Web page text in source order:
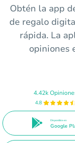
Obtén la app
de regalo
rápida. La
opiniones
4.42k
4.8
Disponible en
Google